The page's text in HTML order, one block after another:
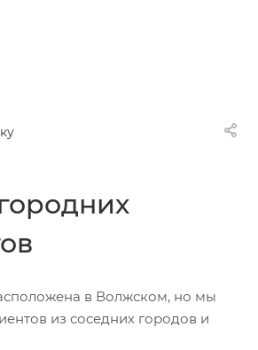
в Волжском, но мы
из соседних городов и